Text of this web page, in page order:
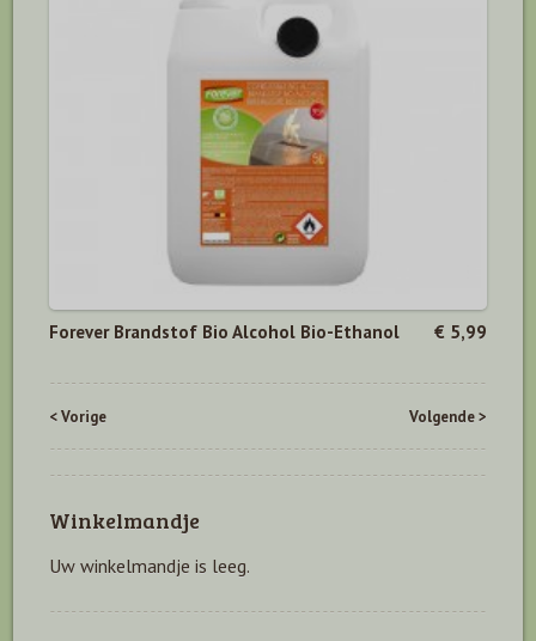
Forever Brandstof Bio Alcohol Bio-Ethanol € 5,99
< Vorige Volgende >
Winkelmandje
Uw winkelmandje is leeg.